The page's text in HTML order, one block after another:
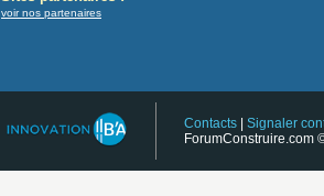
voir nos partenaires
Contacts Signaler
ForumConstruire.com